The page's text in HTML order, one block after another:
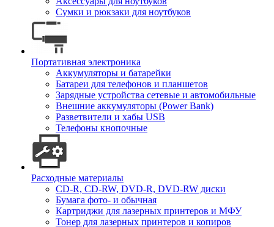
Сумки и рюкзаки для ноутбуков
Портативная электроника
Аккумуляторы и батарейки
Батареи для телефонов и планшетов
Зарядные устройства сетевые и автомобильные
Внешние аккумуляторы (Power Bank)
Разветвители и хабы USB
Телефоны кнопочные
Расходные материалы
CD-R, CD-RW, DVD-R, DVD-RW диски
Бумага фото- и обычная
Картриджи для лазерных принтеров и МФУ
Тонер для лазерных принтеров и копиров